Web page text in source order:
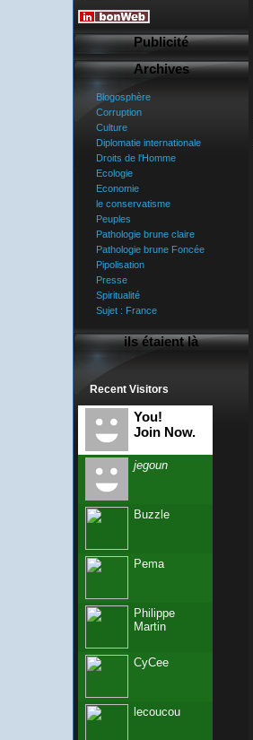
Publicité
Archives
Blogosphère
Corruption
Culture
Diplomatie internationale
Droits de l'Homme
Ecologie
Economie
le conservatisme
Peuples
Pathologie brune claire
Pathologie brune Foncée
Pipolisation
Presse
Spiritualité
Sujet : France
ils étaient là
Recent Visitors
You!
Join Now.
jegoun
Buzzle
Pema
Philippe
Martin
CyCee
lecoucou